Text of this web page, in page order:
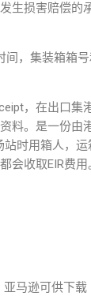
生损害赔偿的
，集装箱箱
，在出口
料。是一份由
时用箱人，
收取EIR费用
亚马逊可供下载